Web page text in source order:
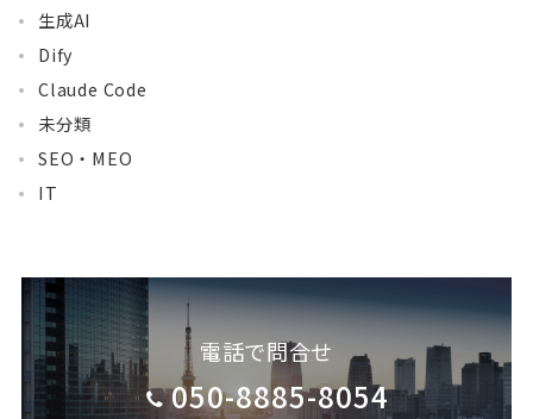
生成AI
Dify
Claude Code
未分類
SEO・MEO
IT
電話で問合せ
050-8885-8054